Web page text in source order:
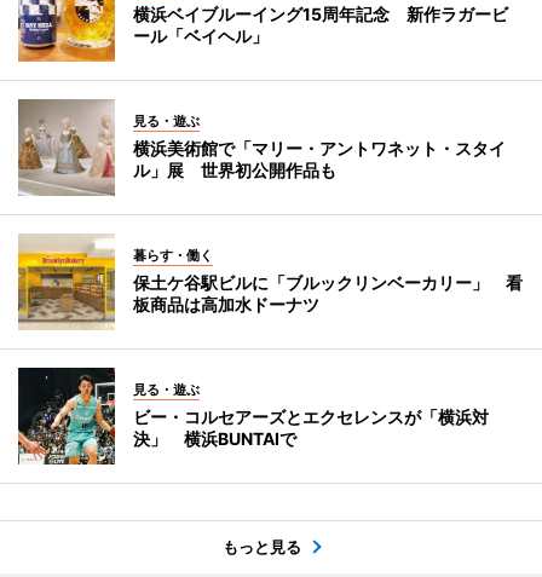
横浜ベイブルーイング15周年記念 新作ラガービ
ール「ベイヘル」
見る・遊ぶ
横浜美術館で「マリー・アントワネット・スタイ
ル」展 世界初公開作品も
暮らす・働く
保土ケ谷駅ビルに「ブルックリンベーカリー」 看
板商品は高加水ドーナツ
見る・遊ぶ
ビー・コルセアーズとエクセレンスが「横浜対
決」 横浜BUNTAIで
もっと見る